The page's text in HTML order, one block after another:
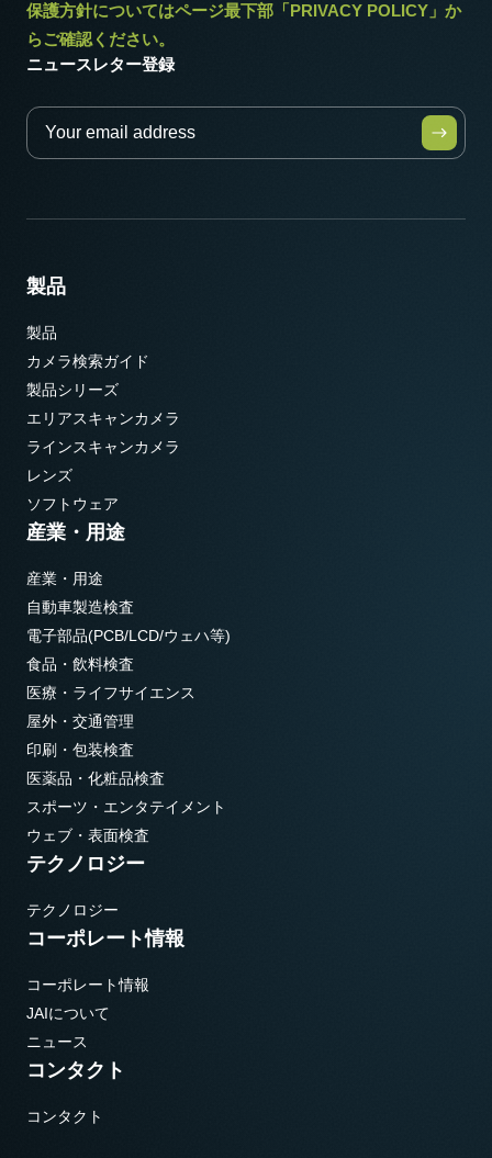
保護方針についてはページ最下部「PRIVACY POLICY」か
らご確認ください。
ニュースレター登録
製品
製品
カメラ検索ガイド
製品シリーズ
エリアスキャンカメラ
ラインスキャンカメラ
レンズ
ソフトウェア
産業・用途
産業・用途
自動車製造検査
電子部品(PCB/LCD/ウェハ等)
食品・飲料検査
医療・ライフサイエンス
屋外・交通管理
印刷・包装検査
医薬品・化粧品検査
スポーツ・エンタテイメント
ウェブ・表面検査
テクノロジー
テクノロジー
コーポレート情報
コーポレート情報
JAIについて
ニュース
コンタクト
コンタクト